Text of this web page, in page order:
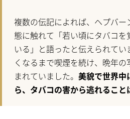
複数の伝記によれば、ヘプバ
態に触れて「若い頃にタバコ
いる」と語ったと伝えられて
くなるまで喫煙を続け、晩年
まれていました。 美貌で世界中
ら、タバコの害から逃れること